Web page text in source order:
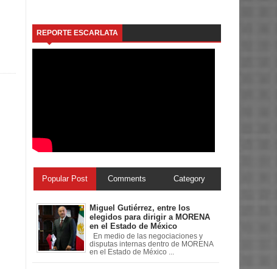
REPORTE ESCARLATA
Popular Post Comments Category
Miguel Gutiérrez, entre los
elegidos para dirigir a MORENA
en el Estado de México
En medio de las negociaciones y
disputas internas dentro de MORENA
en el Estado de México ...